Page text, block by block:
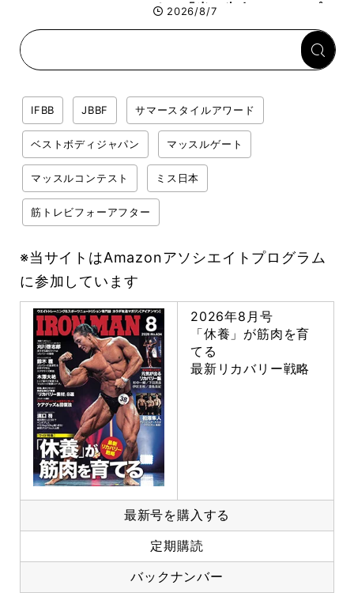
する「米＋牛肉」のシンプル
回復メシとは？
2026/8/7
IFBB JBBF サマースタイルアワード
ベストボディジャパン マッスルゲート
マッスルコンテスト ミス日本
筋トレビフォーアフター
※当サイトはAmazonアソシエイトプログラム
に参加しています
2026年8月号
「休養」が筋肉を育
てる
最新リカバリー戦略
最新号を購入する
定期購読
バックナンバー